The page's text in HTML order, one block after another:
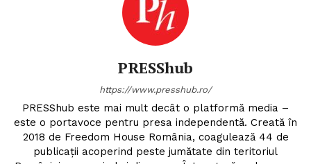
PRESShub
https://www.presshub.ro/
PRESShub este mai mult decât o platformă media –
este o portavoce pentru presa independentă. Creată în
2018 de Freedom House România, coagulează 44 de
publicații acoperind peste jumătate din teritoriul